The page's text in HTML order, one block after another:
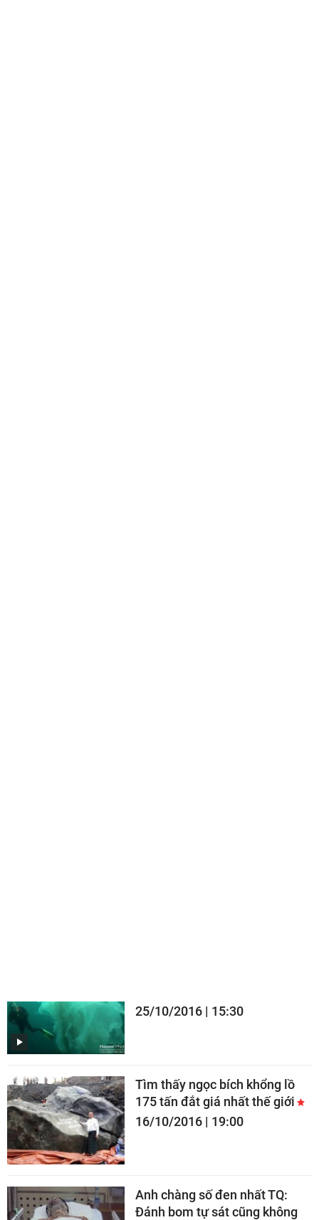
25/10/2016 | 15:30
Tìm thấy ngọc bích khổng lồ
175 tấn đắt giá nhất thế giới
16/10/2016 | 19:00
Anh chàng số đen nhất TQ:
Đánh bom tự sát cũng không